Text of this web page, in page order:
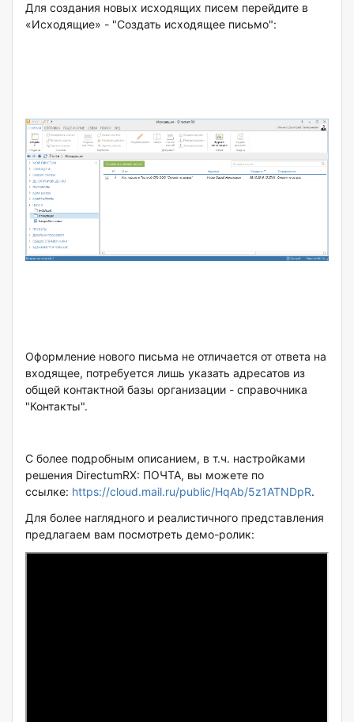
Для создания новых исходящих писем перейдите в
«Исходящие» - "Создать исходящее письмо":
Оформление нового письма не отличается от ответа на
входящее, потребуется лишь указать адресатов из
общей контактной базы организации - справочника
"Контакты".
С более подробным описанием, в т.ч. настройками
решения DirectumRX: ПОЧТА, вы можете по
ссылке: https://cloud.mail.ru/public/HqAb/5z1ATNDpR.
Для более наглядного и реалистичного представления
предлагаем вам посмотреть демо-ролик: